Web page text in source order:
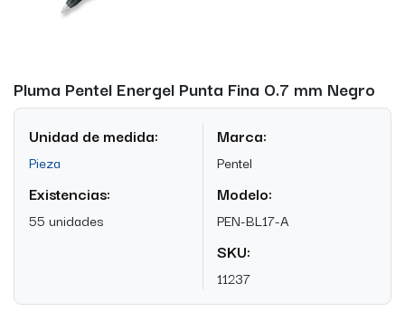
Pluma Pentel Energel Punta Fina 0.7 mm Negro
Unidad de medida:
Pieza
Existencias:
55 unidades
Marca:
Pentel
Modelo:
PEN-BL17-A
SKU:
11237